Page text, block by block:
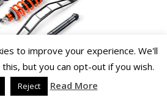
to improve your experience. We'll
but you can opt-out if you wish.
Reject Read More